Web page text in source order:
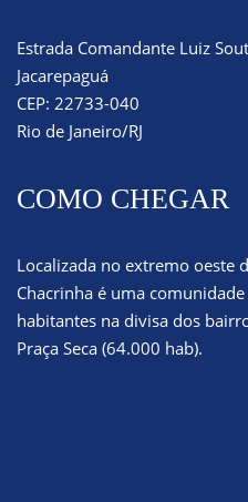
Estrada Comandante Luiz
Jacarepaguá
CEP: 22733-040
Rio de Janeiro/RJ
COMO CHEGAR
Localizada no extremo oeste
Chacrinha é uma
habitantes na divisa dos
Praça Seca (64.000 hab).